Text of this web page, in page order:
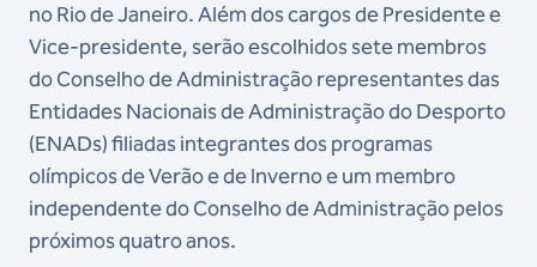
no Rio de Janeiro. Além dos cargos de Presidente e
Vice-presidente, serão escolhidos sete membros
do Conselho de Administração representantes das
Entidades Nacionais de Administração do Desporto
(ENADs) filiadas integrantes dos programas
olímpicos de Verão e de Inverno e um membro
independente do Conselho de Administração pelos
próximos quatro anos.